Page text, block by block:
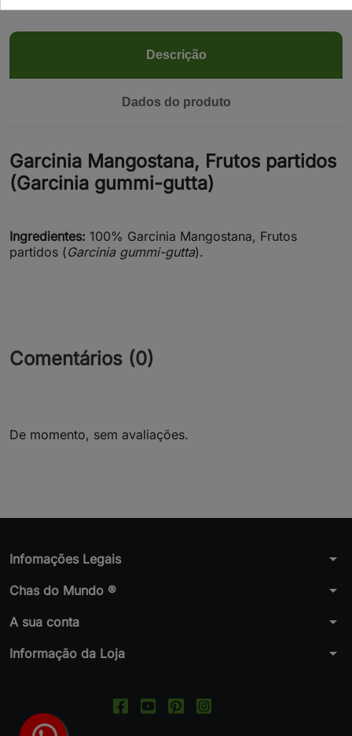
Descrição
Dados do produto
Garcinia Mangostana, Frutos partidos
(Garcinia gummi-gutta)
Ingredientes: 100% Garcinia Mangostana, Frutos
partidos (Garcinia gummi-gutta).
Comentários (0)
De momento, sem avaliações.
Infomações Legais arrow_drop_down
Chas do Mundo ® arrow_drop_down
A sua conta arrow_drop_down
Informação da Loja arrow_drop_down